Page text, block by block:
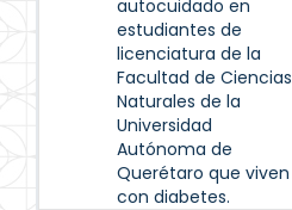
autocuidado en
estudiantes de
licenciatura de la
Facultad de Ciencias
Naturales de la
Universidad
Autónoma de
Querétaro que viven
con diabetes.